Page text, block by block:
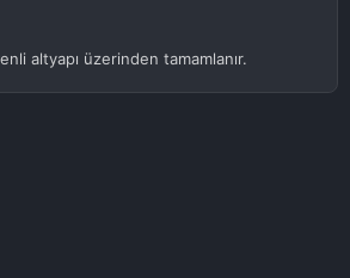
altyapı üzerinden tamamlanır.